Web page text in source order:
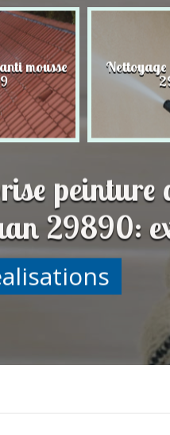
mousse
peinture
29890: